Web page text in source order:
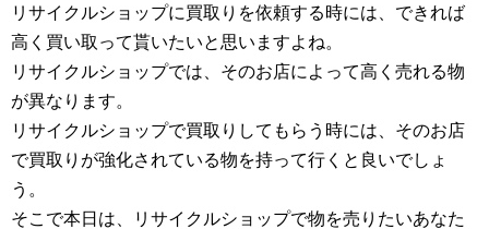
リサイクルショップに買取りを依頼する時には、できれば
高く買い取って貰いたいと思いますよね。
リサイクルショップでは、そのお店によって高く売れる物
が異なります。
リサイクルショップで買取りしてもらう時には、そのお店
で買取りが強化されている物を持って行くと良いでしょ
う。
そこで本日は、リサイクルショップで物を売りたいあなた